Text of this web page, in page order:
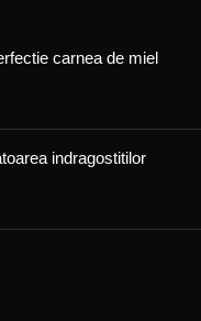
carnea de miel
indragostitilor